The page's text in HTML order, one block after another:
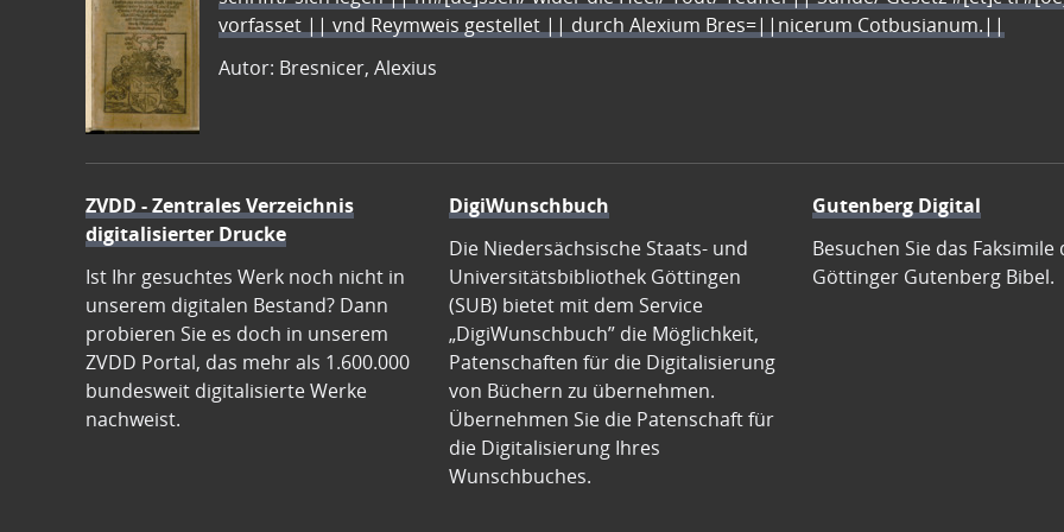
vorfasset || vnd Reymweis gestellet || durch Alexium Bres=||nicerum Cotbusianum.||
Autor: Bresnicer, Alexius
ZVDD - Zentrales Verzeichnis
digitalisierter Drucke
Ist Ihr gesuchtes Werk noch nicht in
unserem digitalen Bestand? Dann
probieren Sie es doch in unserem
ZVDD Portal, das mehr als 1.600.000
bundesweit digitalisierte Werke
nachweist.
DigiWunschbuch
Die Niedersächsische Staats- und
Universitätsbibliothek Göttingen
(SUB) bietet mit dem Service
„DigiWunschbuch” die Möglichkeit,
Patenschaften für die Digitalisierung
von Büchern zu übernehmen.
Übernehmen Sie die Patenschaft für
die Digitalisierung Ihres
Wunschbuches.
Gutenberg Digital
Besuchen Sie das Faksimile
Göttinger Gutenberg Bibel.